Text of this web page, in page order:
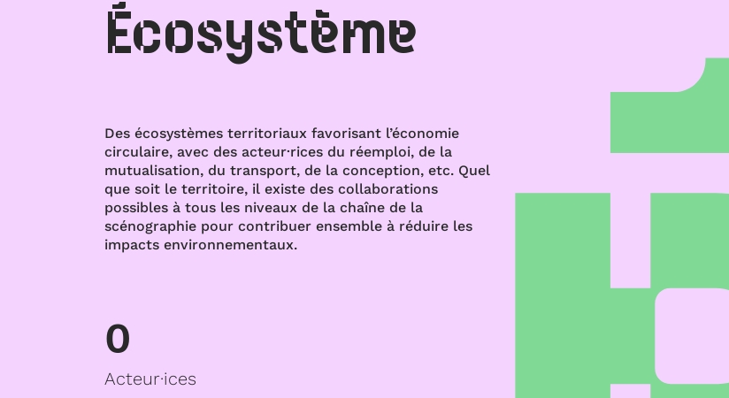
Écosystème
Des écosystèmes territoriaux favorisant l’économie
circulaire, avec des acteur·rices du réemploi, de la
mutualisation, du transport, de la conception, etc. Quel
que soit le territoire, il existe des collaborations
possibles à tous les niveaux de la chaîne de la
scénographie pour contribuer ensemble à réduire les
impacts environnementaux.
0
Acteur·ices